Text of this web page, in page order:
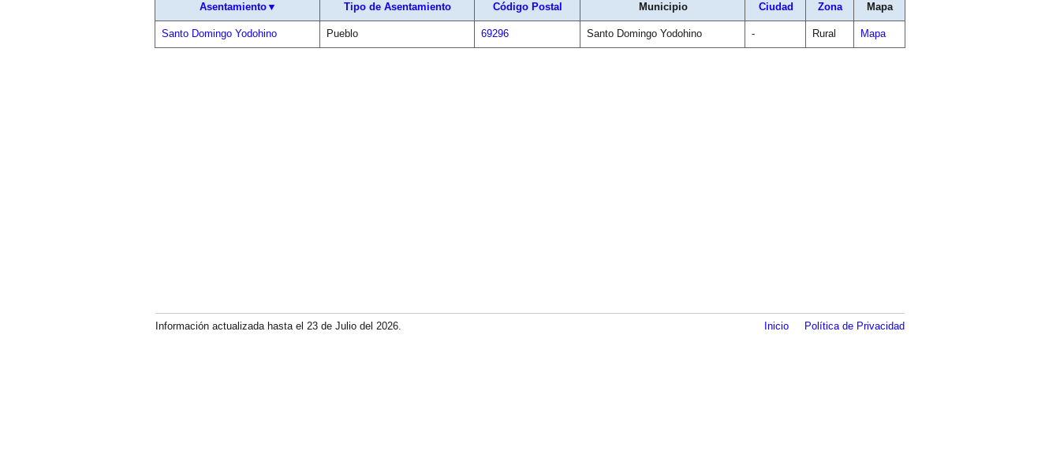
Asentamiento▼ Tipo de Asentamiento Código Postal Municipio Ciudad Zona Mapa
Santo Domingo Yodohino Pueblo 69296 Santo Domingo Yodohino - Rural Mapa
Información actualizada hasta el 23 de Julio del 2026. Inicio Política de Privacidad